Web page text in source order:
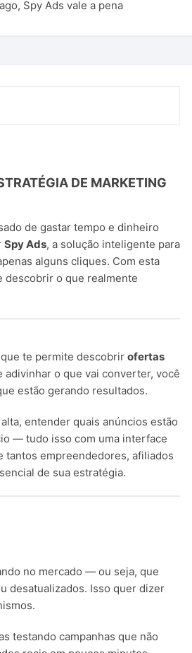
, Spy Ads vale a pena
DE MARKETING
de gastar tempo e dinheiro
Spy Ads, a solução inteligente para
alguns cliques. Com esta
descobrir o que realmente
te permite descobrir ofertas
adivinhar o que vai converter, você
estão gerando resultados.
entender quais anúncios estão
— tudo isso com uma interface
tantos empreendedores, afiliados
de sua estratégia.
no mercado — ou seja, que
desatualizados. Isso quer dizer
testando campanhas que não